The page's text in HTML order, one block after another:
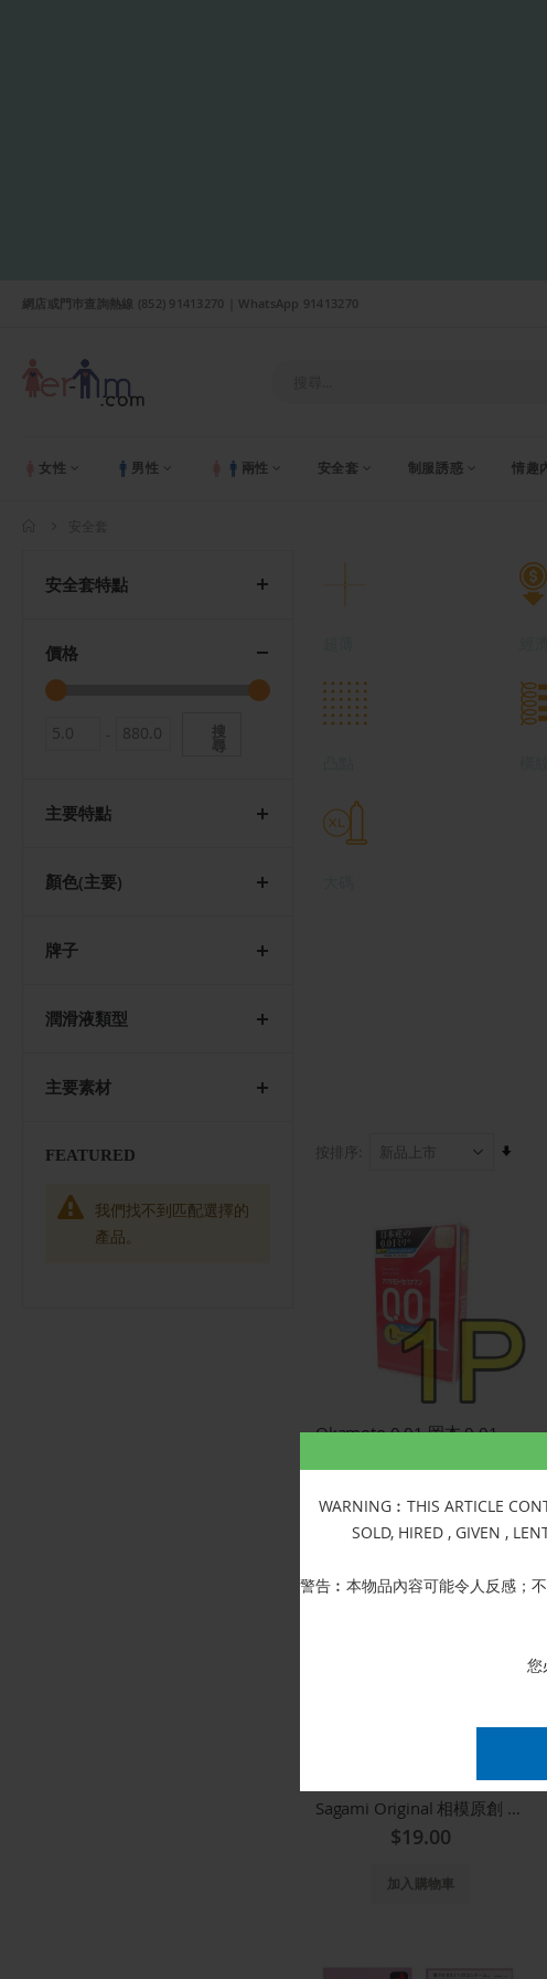
WARNING︰THIS ARTICLE
SOLD, HIRED , GIVEN ,
警告︰本物品內容可能令人反感；
您
網店或門巿查詢熱線 (852) 91413270 | WhatsApp 91413270
女性 男性 兩性 安全套 制服誘惑 情趣
按排序
設
Okamoto 0.01 岡本 0.01 大碼超潤滑-1片散裝 2019
加入購物車
Sagami Original 相模原創 0.01 - 1 片散裝
$19.00
加入購物車
安全套特點
價格
- 搜
尋
主要特點
顏色(主要)
牌子
潤滑液類型
主要素材
FEATURED
我們找不到匹配選擇的
產品。